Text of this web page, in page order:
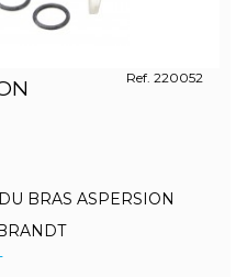
Ref. 220052
BRAS ASPERSION